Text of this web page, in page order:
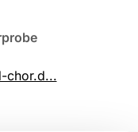
chor.d...